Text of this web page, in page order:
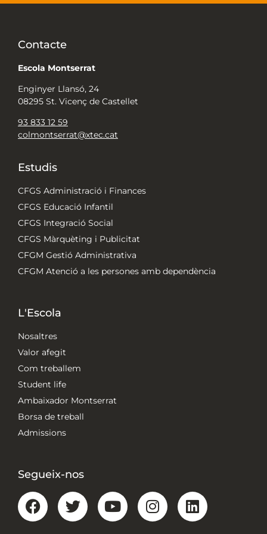
Contacte
Escola Montserrat
Enginyer Llansó, 24
08295 St. Vicenç de Castellet
93 833 12 59
colmontserrat@xtec.cat
Estudis
CFGS Administració i Finances
CFGS Educació Infantil
CFGS Integració Social
CFGS Màrquèting i Publicitat
CFGM Gestió Administrativa
CFGM Atenció a les persones amb dependència
L'Escola
Nosaltres
Valor afegit
Com treballem
Student life
Ambaixador Montserrat
Borsa de treball
Admissions
Segueix-nos